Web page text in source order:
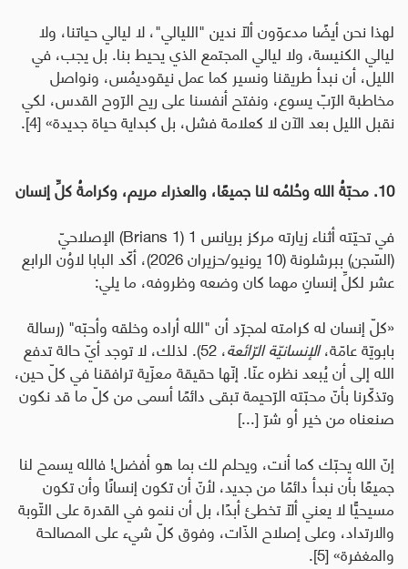
لهذا نحن أيضًا مدعوّون ألّا ندين "الليالي"، لا ليالي حياتنا، ولا
ليالي الكنيسة، ولا ليالي المجتمع الذي يحيط بنا. بل يجب، في
الليل، أن نبدأ طريقنا ونسير كما عمل نيقوديمُس، ونواصل
مخاطبة الرّبّ يسوع، ونفتح أنفسنا على ريح الرّوح القدس، لكي
نقبل الليل بعد الآن لا كعلامة فشل، بل كبداية حياة جديدة»
[4]
.
10. محبّةُ الله وحُلمُه لنا جميعًا، والعذراء مريم، وكرامةُ كلِّ إنسان
في تحيّته أثناء زيارته مركز بريانس 1 (
Brians 1) الإصلاحيّ
(السّجن) ببرشلونة (10 يونيو/حزيران 2026)، أكّد البابا لاوُن الرابع
عشر لكلِّ إنسانٍ مهما كان وضعه وظروفه، ما يلي:
«كلّ إنسان له كرامته لمجرّد أن "الله أراده وخلقه وأحبّه" (رسالة
بابويّة عامّة،الإنسانيّة الرّائعة ، 52). لذلك، لا توجد أيّ حالة تدفع
الله إلى أن يُبعد نظره عنّا. إنّها حقيقة معزّية ترافقنا في كلّ حين،
وتذكّرنا بأنّ محبّته الرّحيمة تبقى دائمًا أسمى من كلّ ما قد نكون
صنعناه من خير أو شرّ [...]
إنّ الله يحبّك كما أنت، ويحلم لك بما هو أفضل! فالله يسمح لنا
جميعًا بأن نبدأ دائمًا من جديد، لأنّ أن تكون إنسانًا وأن تكون
مسيحيًّا لا يعني ألّا تخطئ أبدًا، بل أن ننمو في القدرة على التّوبة
والارتداد، وعلى إصلاح الذّات، وفوق كلّ شيء على المصالحة
والمغفرة» [5].